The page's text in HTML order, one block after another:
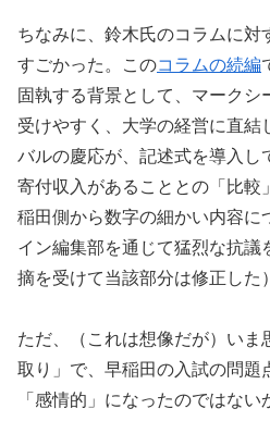
ちなみに、鈴木氏のコラムに対
すごかった。このコラムの続編
固執する背景として、マーク
受けやすく、大学の経営に直結
バルの慶応が、記述式を導入し
寄付収入があることとの「比較
稲田側から数字の細かい内容に
イン編集部を通じて猛烈な抗議
摘を受けて当該部分は修正した
ただ、（これは想像だが）いま
取り」で、早稲田の入試の問題
「感情的」になったのではない